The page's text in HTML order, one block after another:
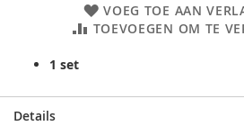
VOEG TOE AAN
TOEVOEGEN OM TE
1 set
Details